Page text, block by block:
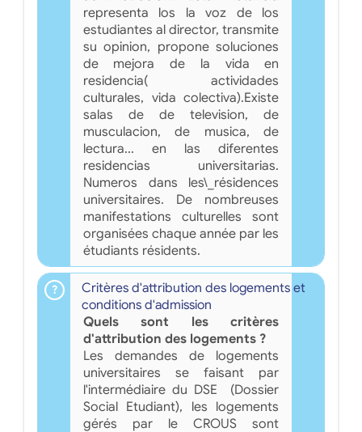
representa los la voz de los
estudiantes al director, transmite
su opinion, propone soluciones
de mejora de la vida en
residencia( actividades
culturales, vida colectiva).Existe
salas de de television, de
musculacion, de musica, de
lectura... en las diferentes
residencias universitarias.
Numeros dans les\_résidences
universitaires. De nombreuses
manifestations culturelles sont
organisées chaque année par les
étudiants résidents.
Critères d'attribution des logements et
conditions d'admission
Quels sont les critères
d'attribution des logements ?
Les demandes de logements
universitaires se faisant par
l'intermédiaire du DSE (Dossier
Social Etudiant), les logements
gérés par le CROUS sont